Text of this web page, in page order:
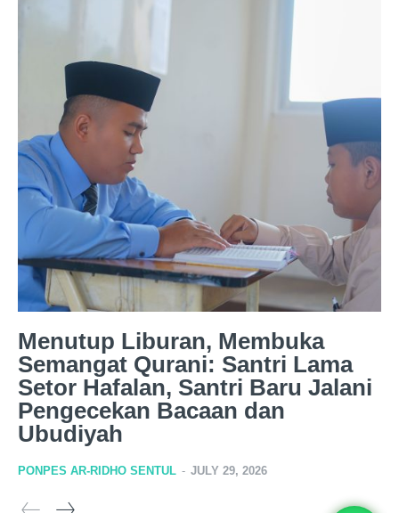
Menutup Liburan, Membuka
Semangat Qurani: Santri Lama
Setor Hafalan, Santri Baru Jalani
Pengecekan Bacaan dan
Ubudiyah
PONPES AR-RIDHO SENTUL - JULY 29, 2026